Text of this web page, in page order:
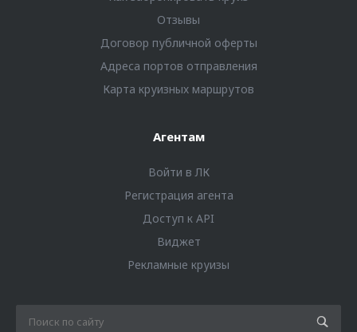
Отзывы
Договор публичной оферты
Адреса портов отправления
Карта круизных маршрутов
Агентам
Войти в ЛК
Регистрация агента
Доступ к API
Виджет
Рекламные круизы